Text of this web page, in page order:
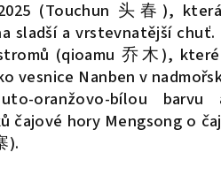
(Touchun 头春),
sladší a vrstevnatější
(qioamu 乔木),
vesnice Nanben v
oranžovo-bílou barvu
čajové hory Mengsong o
).